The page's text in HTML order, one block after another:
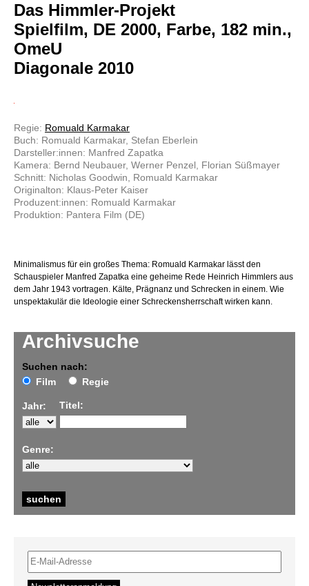
Archivsuche
Suchen nach:
Film
Regie
Jahr: Titel:
Genre:
Das Himmler-Projekt
Spielfilm, DE 2000, Farbe, 182 min.,
OmeU
Diagonale 2010
Regie: Romuald Karmakar
Buch: Romuald Karmakar, Stefan Eberlein
Darsteller:innen: Manfred Zapatka
Kamera: Bernd Neubauer, Werner Penzel, Florian Süßmayer
Schnitt: Nicholas Goodwin, Romuald Karmakar
Originalton: Klaus-Peter Kaiser
Produzent:innen: Romuald Karmakar
Produktion: Pantera Film (DE)
Minimalismus für ein großes Thema: Romuald Karmakar lässt den
Schauspieler Manfred Zapatka eine geheime Rede Heinrich Himmlers aus
dem Jahr 1943 vortragen. Kälte, Prägnanz und Schrecken in einem. Wie
unspektakulär die Ideologie einer Schreckensherrschaft wirken kann.